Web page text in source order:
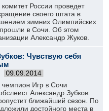
России проведет
своего штата в
зимних Олимпийских
в Сочи. Об этом
Александр Жуков.
Чувствую себя
09.09.2014
Игр в Сочи
Александр Зубков
ближайший сезон. По
достойного места в